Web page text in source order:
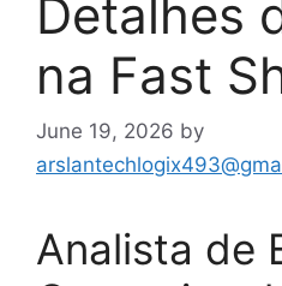
Detalhes
na Fast
June 19, 2026 by
Analista de